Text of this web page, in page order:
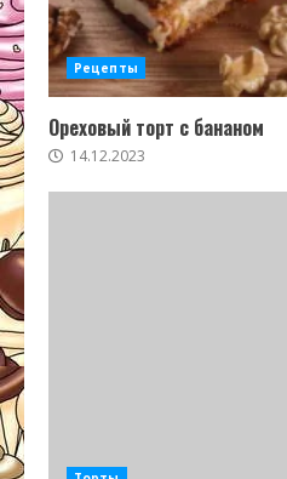
Рецепты
Ореховый торт с бананом
14.12.2023